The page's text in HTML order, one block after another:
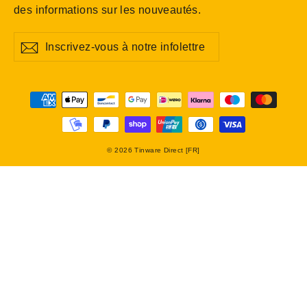
des informations sur les nouveautés.
vous
infolettre
S'inscrire
© 2026 Tinware Direct [FR]